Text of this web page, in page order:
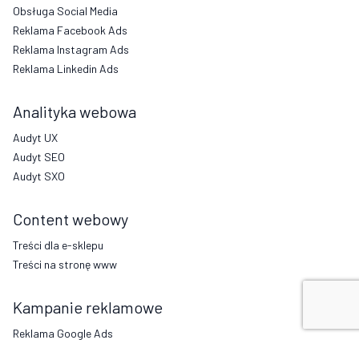
Obsługa Social Media
Reklama Facebook Ads
Reklama Instagram Ads
Reklama Linkedin Ads
Analityka webowa
Audyt UX
Audyt SEO
Audyt SXO
Content webowy
Treści dla e-sklepu
Treści na stronę www
Kampanie reklamowe
Reklama Google Ads